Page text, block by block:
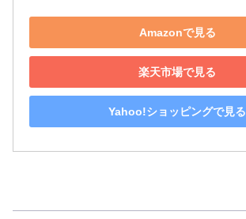
Amazonで見る
楽天市場で見る
Yahoo!ショッピングで見る